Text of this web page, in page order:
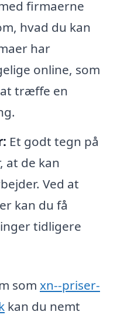
firmaerne
hvad du kan
har
online, som
træffe en
Et godt tegn på
at de kan
Ved at
kan du få
tidligere
som xn--priser-
kan du nemt